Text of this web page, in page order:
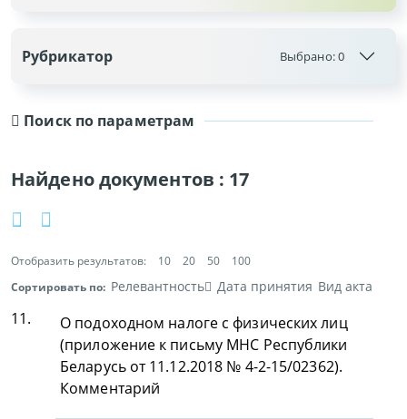
Поиск по параметрам
Найдено документов : 17
Отобразить результатов: 10 20 50
100
Сортировать по: Релевантность Дата принятия Вид акта
11.
О подоходном налоге с физических лиц
(приложение к письму МНС Республики
Беларусь от 11.12.2018 № 4-2-15/02362).
Комментарий
Рубрикатор Выбрано:0